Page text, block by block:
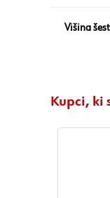
Višina
Kupci, ki